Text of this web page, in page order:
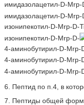
имидазолацетил-D-
имидазолацетил-D-Mrp-
изонипекотил-D-Mrp-D-
изонипекотил-D-Mrp-D-
4-аминобутирил-D-Mrp-
4-аминобутирил-D-Mrp-
4-аминобутирил-D-Mrp-
6. Пептид по п.4, в
7. Пептиды общей